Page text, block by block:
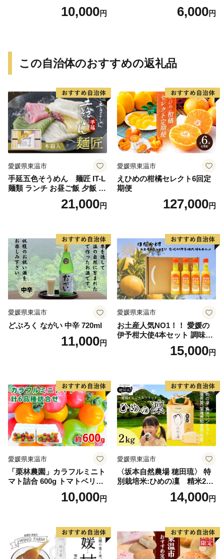
10,000円 6,000円
この自治体のおすすめの返礼品
愛媛県東温市
手延五色そうめん 麺匠 IT-L
麺類 ランチ お昼ご飯 夕飯 晩
御飯 手延べそうめん そうめ
ん詰合せ 華やか 贈り物
21,000円
愛媛県東温市
えひめの柑橘セレクト6回定
期便
127,000円
愛媛県東温市
どぶろく ながい 中辛 720ml
11,000円
愛媛県東温市
お土産人気NO1！！ 愛媛の
伊予柑大使4本セット 調味料
ドレッシング サラダ いよか
ん 愛媛産 カルパッチョ
15,000円
愛媛県東温市
「栗林農園」カラフルミニト
マト詰合 600g トマトベリー
ピーチチェリー イエローミ
ミ サングリーン トスカーナ
10,000円
愛媛県東温市
〈坂本自然農場 穂田琉〉 特
別栽培米:ひめの凜 精米2kg
ご飯 お弁当 おにぎり 冷めて
も美味しい 愛媛県産 県知事
14,000円